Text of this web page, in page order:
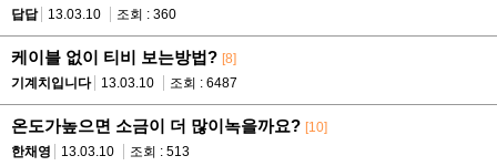
답답
13.03.10 조회 : 360
케이블 없이 티비 보는방법? [8]
기계치입니다
13.03.10 조회 : 6487
온도가높으면 소금이 더 많이녹을까요? [10]
한채영
13.03.10 조회 : 513